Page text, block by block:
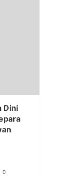
Dini
0